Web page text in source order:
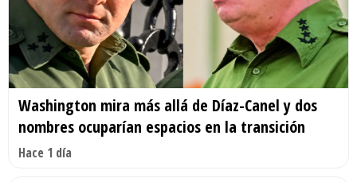
Washington mira más allá de Díaz-Canel y dos
nombres ocuparían espacios en la transición
Hace 1 día